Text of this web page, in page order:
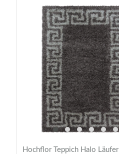
Hochflor Teppich Halo Läufer